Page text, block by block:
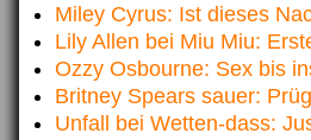
Miley Cyrus: Ist dieses
Lily Allen bei Miu Miu:
Ozzy Osbourne: Sex bis
Britney Spears sauer:
Unfall bei Wetten-dass: